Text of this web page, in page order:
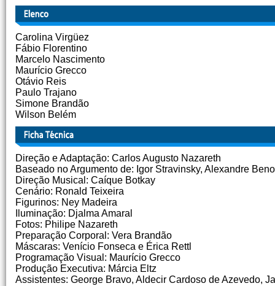
Carolina Virgüez
Fábio Florentino
Marcelo Nascimento
Maurício Grecco
Otávio Reis
Paulo Trajano
Simone Brandão
Wilson Belém
Direção e Adaptação: Carlos Augusto Nazareth
Baseado no Argumento de: Igor Stravinsky, Alexandre
Direção Musical: Caíque Botkay
Cenário: Ronald Teixeira
Figurinos: Ney Madeira
Iluminação: Djalma Amaral
Fotos: Philipe Nazareth
Preparação Corporal: Vera Brandão
Máscaras: Venício Fonseca e Érica Rettl
Programação Visual: Maurício Grecco
Produção Executiva: Márcia Eltz
Assistentes: George Bravo, Aldecir Cardoso de Azevedo,